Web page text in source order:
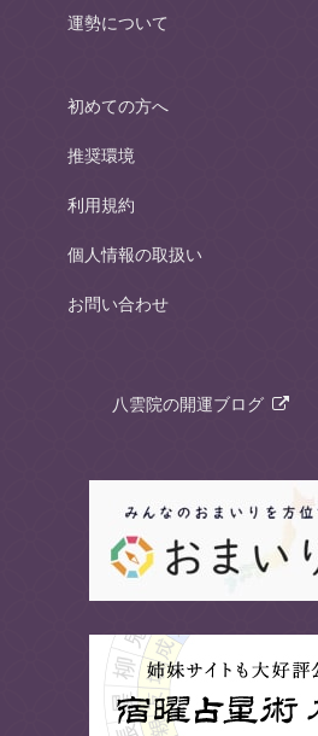
運勢について
初めての方へ
推奨環境
利用規約
個人情報の取扱い
お問い合わせ
八雲院の開運ブログ